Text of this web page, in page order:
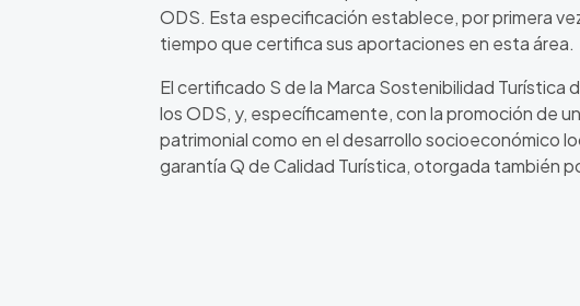
ODS. Esta especificación establece, por primera
tiempo que certifica sus aportaciones en esta área.
El certificado S de la Marca Sostenibilidad Turística
los ODS, y, específicamente, con la promoción de
patrimonial como en el desarrollo socioeconómico
garantía Q de Calidad Turística, otorgada también